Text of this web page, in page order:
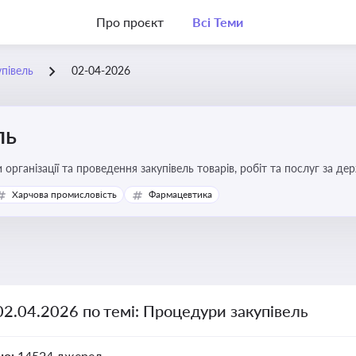
Про проєкт Всі Теми
02-04-2026
та проведення закупівель товарів, робіт та послуг за
Харчова промисловість Фармацевтика
по темі: Процедури закупівель